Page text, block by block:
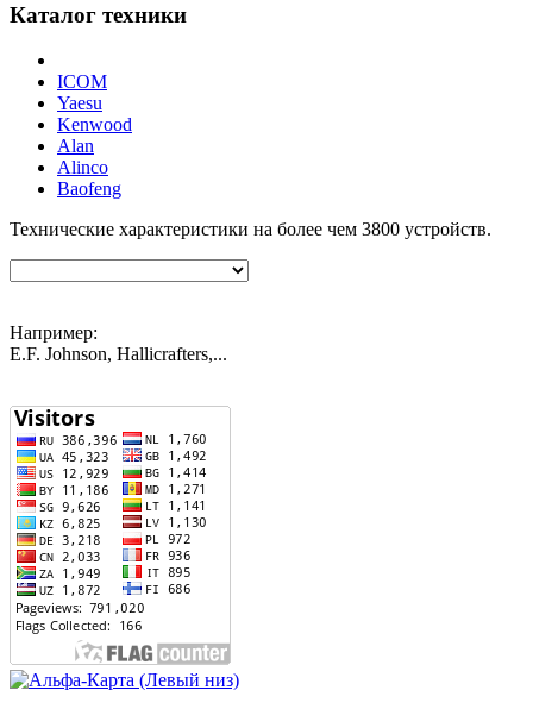
Каталог техники
ICOM
Yaesu
Kenwood
Alan
Alinco
Baofeng
Технические характеристики на более чем 3800 устройств.
Например:
E.F. Johnson, Hallicrafters,...